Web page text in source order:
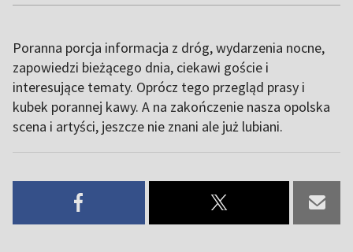
Poranna porcja informacja z dróg, wydarzenia nocne,
zapowiedzi bieżącego dnia, ciekawi goście i
interesujące tematy. Oprócz tego przegląd prasy i
kubek porannej kawy. A na zakończenie nasza opolska
scena i artyści, jeszcze nie znani ale już lubiani.